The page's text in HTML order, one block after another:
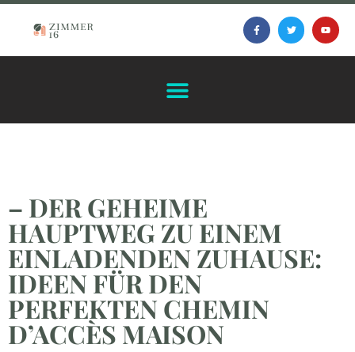
– DER GEHEIME
HAUPTWEG ZU EINEM
EINLADENDEN ZUHAUSE:
IDEEN FÜR DEN
PERFEKTEN CHEMIN
D’ACCÈS MAISON